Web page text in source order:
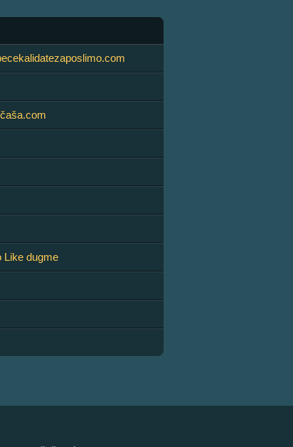
Like dugme